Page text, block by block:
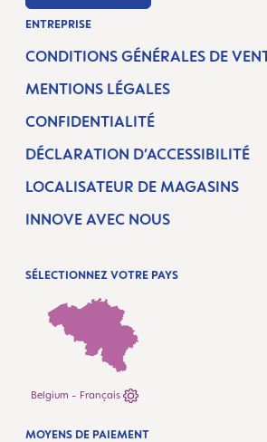
ENTREPRISE
CONDITIONS GÉNÉRALES DE
MENTIONS LÉGALES
CONFIDENTIALITÉ
DÉCLARATION D’ACCESSIBILITÉ
LOCALISATEUR DE MAGASINS
INNOVE AVEC NOUS
SÉLECTIONNEZ VOTRE PAYS
Belgium - Français
MOYENS DE PAIEMENT